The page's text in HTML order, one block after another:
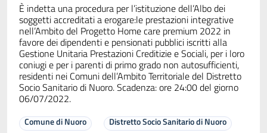
È indetta una procedura per l’istituzione dell’Albo dei
soggetti accreditati a erogare:le prestazioni integrative
nell’Ambito del Progetto Home care premium 2022 in
favore dei dipendenti e pensionati pubblici iscritti alla
Gestione Unitaria Prestazioni Creditizie e Sociali, per i loro
coniugi e per i parenti di primo grado non autosufficienti,
residenti nei Comuni dell’Ambito Territoriale del Distretto
Socio Sanitario di Nuoro. Scadenza: ore 24:00 del giorno
06/07/2022.
Comune di Nuoro
Distretto Socio Sanitario di Nuoro